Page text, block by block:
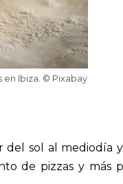
en Ibiza. © Pixabay
del sol al mediodía
de pizzas y más